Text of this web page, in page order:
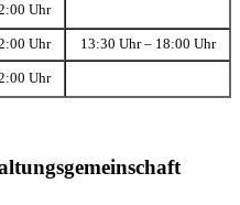
Uhr
Uhr 13:30 Uhr – 18:00 Uhr
Uhr